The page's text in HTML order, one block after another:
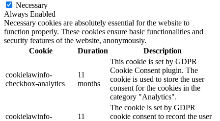
Necessary
Always Enabled
Necessary cookies are absolutely essential for the website to
function properly. These cookies ensure basic functionalities and
security features of the website, anonymously.
Cookie
Duration Description
cookielawinfo-
checkbox-analytics
11
months
This cookie is set by GDPR
Cookie Consent plugin. The
cookie is used to store the user
consent for the cookies in the
category "Analytics".
cookielawinfo-
11
The cookie is set by GDPR
cookie consent to record the user